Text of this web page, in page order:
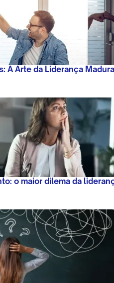
A Arte da Liderança Madura
o maior dilema da